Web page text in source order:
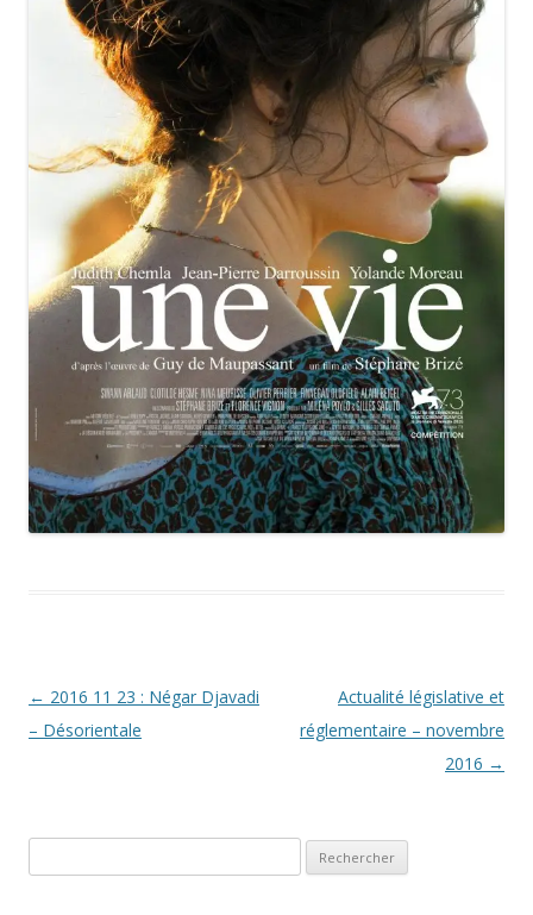
Navigation
des
← 2016 11 23 : Négar Djavadi
– Désorientale
Actualité législative et
réglementaire – novembre
2016 →